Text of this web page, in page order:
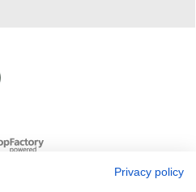
gemaakt met
webwinkel
Privacy policy